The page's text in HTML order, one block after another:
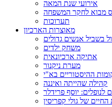
אירועי שנת המאה
מבוא לחקר המשפחה
תערוכות
מאוצרות הארכיון
בשביל אנשים גדולים
משחק ילדים
אתיקה ארכיונאית
מערת ניקנור
ההיסטוריים בא"י
קהילה שהייתה ואיננה
לנופלים: יוסף פרידלר
החיים של גולי קפריסין